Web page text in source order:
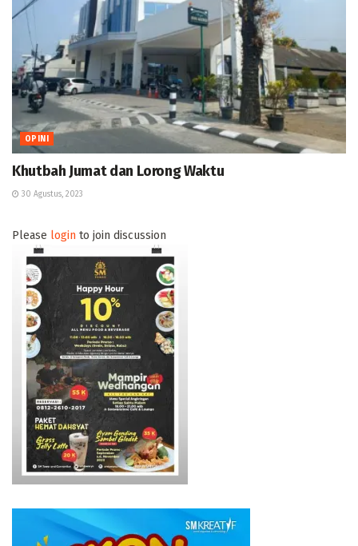
OPINI
Khutbah Jumat dan Lorong Waktu
30 Agustus, 2023
Please login to join discussion